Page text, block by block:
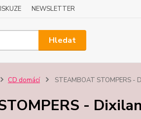
NEWSLETTER
Hledat
CD domácí STEAMBOAT STOMPERS -
-